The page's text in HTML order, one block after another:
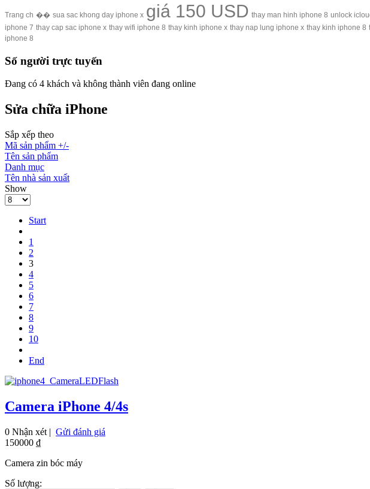
Trang ch �� sua sac khong day iphone x giá 150 USD thay man hinh iphone 8 unlock
iphone 7 thay cap sac iphone x thay wifi iphone 8 thay kinh iphone x thay nap lung iphone x thay kinh iphone 8
iphone 8
Số người trực tuyến
Đang có 4 khách và không thành viên đang online
Sửa chữa iPhone
Sắp xếp theo
Mã sản phẩm +/-
Tên sản phẩm
Danh mục
Tên nhà sản xuất
Show
Start
1
2
3
4
5
6
7
8
9
10
End
Camera iPhone 4/4s
0 Nhận xét | Gửi đánh giá
150000 ₫
Camera zin bóc máy
Số lượng: